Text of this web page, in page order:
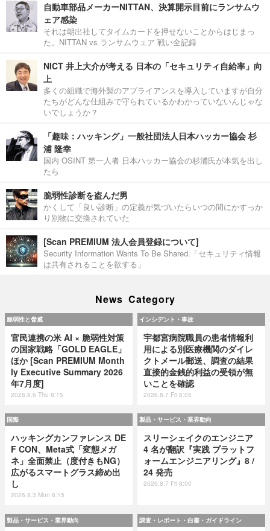
自動車部品メーカーNITTAN、決算開示目前にランサムウ
ェア感染
それは朝出社してタイムカードを押せないことからはじまっ
た。NITTAN vs ランサムウェア 戦い全記録
NICT 井上大介が考える 日本の「セキュリティ自給率」向
上
多くの組織で海外製のアプライアンスを導入していますが自分
たちがどんな仕組みで守られているかわかっていないんじゃな
いでしょうか？
「趣味：ハッキング」一般社団法人日本ハッカー協会 杉
浦 隆幸
国内 OSINT 第一人者 日本ハッカー協会の杉浦氏が本気を出し
たら
脆弱性診断を盗んだ男
かくして「良い診断」の定義が気づいたらいつの間にかすっか
り別物に交換されていた
[Scan PREMIUM 法人会員登録について]
Security Information Wants To Be Shared.「セキュリティ情報
は共有されることを欲する」
News Category
脆弱性と脅威
官民連携の米 AI × 脆弱性対策
の国家戦略「GOLD EAGLE」
ほか [Scan PREMIUM Month
ly Executive Summary 2026
年7月度]
2026.8.6 Thu 8:15
インシデント・事故
宇都宮病院職員の患者情報利
用による別医療機関のダイレ
クトメール郵送、調査の結果
直接的金銭的利益の受領が無
いことを確認
2026.8.7 Fri 8:05
国際
ハッキングカンファレンス DE
F CON、Meta式「変態メガ
ネ」全面禁止（度付きもNG）
広がるスマートグラス締め出
し
2026.8.3 Mon 8:15
製品・サービス・業界動向
スリーシェイクのエンジニア
4 名が翻訳『実践 プラットフ
ォームエンジニアリング』8 /
24 発売
2026.8.7 Fri 8:00
製品・サービス・業界動向 調査・レポート・白書・ガイドライン